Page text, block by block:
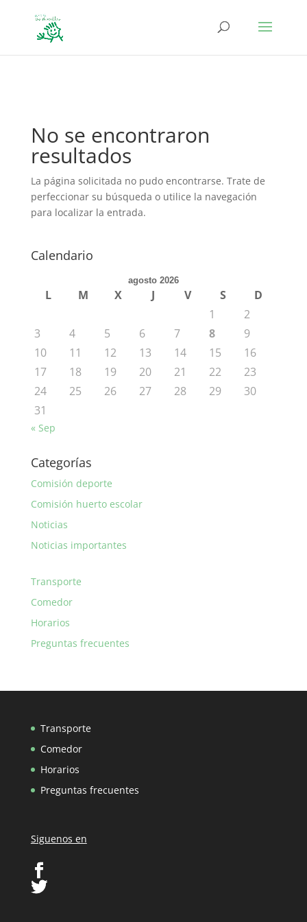
No se encontraron
resultados
La página solicitada no pudo encontrarse. Trate de
perfeccionar su búsqueda o utilice la navegación
para localizar la entrada.
Calendario
agosto 2026
L M X J V S
D
1
2
3
4 5 6 7 8
9
10
11 12 13 14 15
16
17
18 19 20 21 22
23
24
25 26 27 28 29
30
31
« Sep
Categorías
Comisión deporte
Comisión huerto escolar
Noticias
Noticias importantes
Transporte
Comedor
Horarios
Preguntas frecuentes
Transporte
Comedor
Horarios
Preguntas frecuentes
Siguenos en